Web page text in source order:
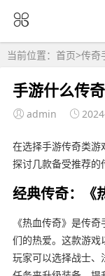
当前位置： 首页>传奇
手游什么传
admin
在选择手游传奇类游
探讨几款备受推荐的
经典传奇：《
《热血传奇》是传
们的热爱。这款游戏
玩家可以选择战士、